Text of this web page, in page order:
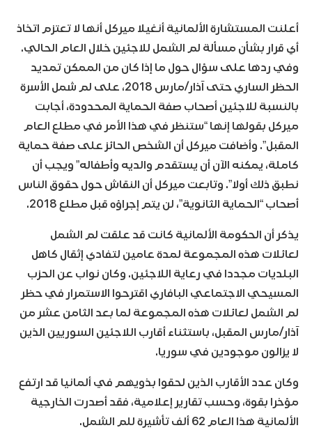
أعلنت المستشارة الألمانية أنغيلا ميركل أنها لا تعتزم اتخاذ
أي قرار بشأن مسألة لم الشمل للاجئين خلال العام الحالي.
وفي ردها على سؤال حول ما إذا كان من الممكن تمديد
الحظر الساري حتى آذار/مارس 2018، على لم شمل الأسرة
بالنسبة للاجئين أصحاب صفة الحماية المحدودة، أجابت
ميركل بقولها إنها “ستنظر في هذا الأمر في مطلع العام
المقبل”. وأضافت ميركل أن الشخص الحائز على صفة حماية
كاملة، يمكنه الآن أن يستقدم والديه وأطفاله” ويجب أن
نطبق ذلك أولا”. وتابعت ميركل أن النقاش حول حقوق الناس
أصحاب “الحماية الثانوية”، لن يتم إجراؤه قبل مطلع 2018.
يذكر أن الحكومة الألمانية كانت قد علقت لم الشمل
لعائلات هذه المجموعة لمدة عامين لتفادي إثقال كاهل
البلديات مجددا في رعاية اللاجئين. وكان نواب عن الحزب
المسيحي الاجتماعي البافاري اقترحوا الاستمرار في حظر
لم الشمل لعائلات هذه المجموعة لما بعد الثامن عشر من
آذار/مارس المقبل، باستثناء أقارب اللاجئين السوريين الذين
لا يزالون موجودين في سوريا.
وكان عدد الأقارب الذين لحقوا بذويهم في ألمانيا قد ارتفع
مؤخرا بقوة، وحسب تقارير إعلامية، فقد أصدرت الخارجية
الألمانية هذا العام 62 ألف تأشيرة للم الشمل.